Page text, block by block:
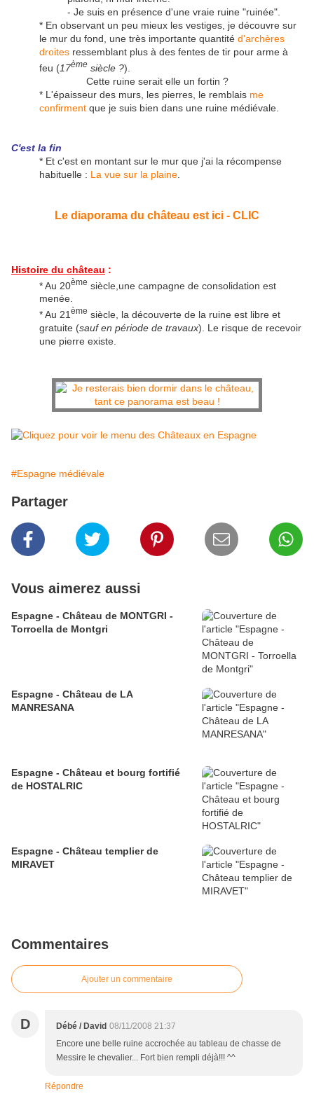
- Je suis en présence d'une vraie ruine "ruinée".
* En observant un peu mieux les vestiges, je découvre sur
le mur du fond, une très importante quantité d'archères
droites ressemblant plus à des fentes de tir pour arme à
feu (17ème siècle ?).
Cette ruine serait elle un fortin ?
* L'épaisseur des murs, les pierres, le remblais me
confirment que je suis bien dans une ruine médiévale.
C'est la fin
* Et c'est en montant sur le mur que j'ai la récompense
habituelle : La vue sur la plaine
Le diaporama du château est ici - CLIC
Histoire du château :
* Au 20ème siècle,une campagne de consolidation est
menée.
* Au 21 ème siècle, la découverte de la ruine est libre et
gratuite (sauf en période de travaux). Le risque de recevoir
une pierre existe.
#Espagne médiévale
Partager
Vous aimerez aussi
Espagne - Château de MONTGRI -
Torroella de Montgri
Espagne - Château de LA
MANRESANA
Espagne - Château et bourg fortifié
de HOSTALRIC
Espagne - Château templier de
MIRAVET
Commentaires
Ajouter un commentaire
D Débé / David 08/11/2008 21:37
Encore une belle ruine accrochée au tableau de chasse de
Messire le chevalier... Fort bien rempli déjà!!! ^^
Répondre